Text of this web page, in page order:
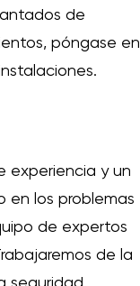
de
póngase en
experiencia y un
en los problemas
de expertos
de la